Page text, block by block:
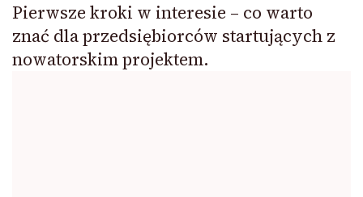
Pierwsze kroki w interesie – co warto
znać dla przedsiębiorców startujących z
nowatorskim projektem.